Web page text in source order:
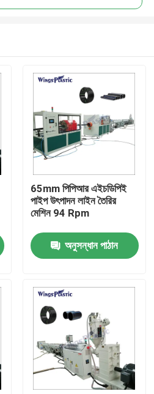
65mm পিপিআর এইচডিপিই
পাইপ উৎপাদন লাইন তৈরির
মেশিন 94 Rpm
অনুসন্ধান পাঠান